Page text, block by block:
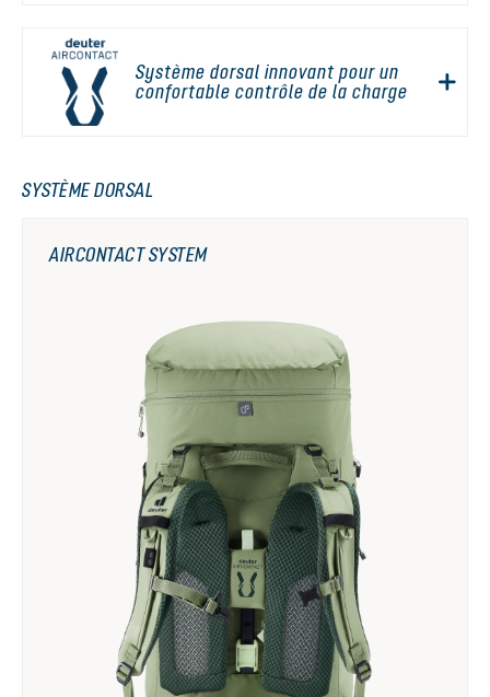
Système dorsal innovant pour un
confortable contrôle de la charge
SYSTÈME DORSAL
AIRCONTACT SYSTEM